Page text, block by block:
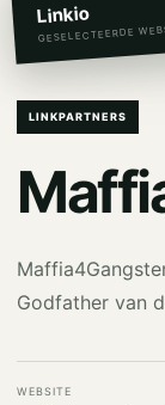
Linkio
GESELECTEERDE
LINKPARTNERS
Godfather van
WEBSITE